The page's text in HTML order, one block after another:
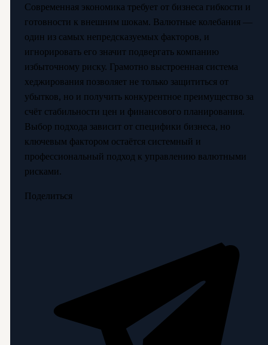
Современная экономика требует от бизнеса гибкости и
готовности к внешним шокам. Валютные колебания —
один из самых непредсказуемых факторов, и
игнорировать его значит подвергать компанию
избыточному риску. Грамотно выстроенная система
хеджирования позволяет не только защититься от
убытков, но и получить конкурентное преимущество за
счёт стабильности цен и финансового планирования.
Выбор подхода зависит от специфики бизнеса, но
ключевым фактором остаётся системный и
профессиональный подход к управлению валютными
рисками.
Поделиться